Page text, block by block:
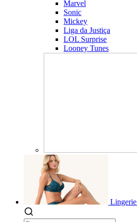
Marvel
Sonic
Mickey
Liga da Justiça
LOL Surprise
Looney Tunes
Lingerie